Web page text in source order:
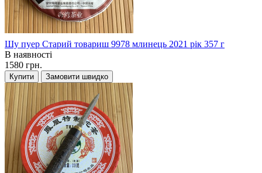
Шу пуер Старий товариш 9978 млинець 2021 рік 357 г
В наявності
1580 грн.
Купити Замовити швидко